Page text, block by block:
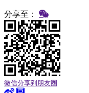
分享至：
微信分享到朋友圈